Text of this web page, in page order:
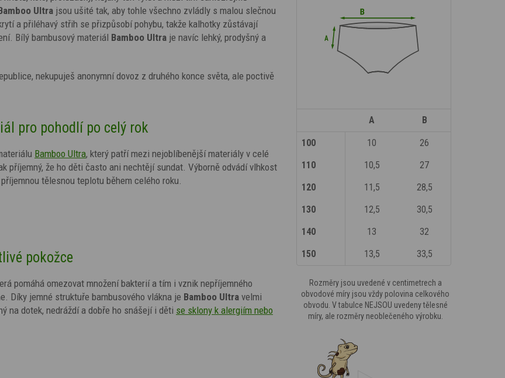
Ultra jsou ušité tak, aby tohle všechno zvládly s malou slečnou
a přiléhavý střih se přizpůsobí pohybu, takže kalhotky zůstávají
Bílý bambusový materiál Bamboo Ultra je navíc lehký, prodyšný a
nekupuješ anonymní dovoz z druhého konce světa, ale poctivě
pro pohodlí po celý rok
Bamboo Ultra, který patří mezi nejoblíbenější materiály v celé
příjemný, že ho děti často ani nechtějí sundat. Výborně odvádí vlhkost
tělesnou teplotu během celého roku.
pokožce
pomáhá omezovat množení bakterií a tím i vznik nepříjemného
Díky jemné struktuře bambusového vlákna je Bamboo Ultra velmi
na dotek, nedráždí a dobře ho snášejí i děti se sklony k alergiím nebo
A B
100 10
26
110
10,5
27
120
11,5
28,5
130
12,5
30,5
140
13
32
150
13,5 33,5
Rozměry jsou uvedené v centimetrech a
obvodové míry jsou vždy polovina celkového
obvodu. V tabulce NEJSOU uvedeny tělesné
míry, ale rozměry neoblečeného výrobku.